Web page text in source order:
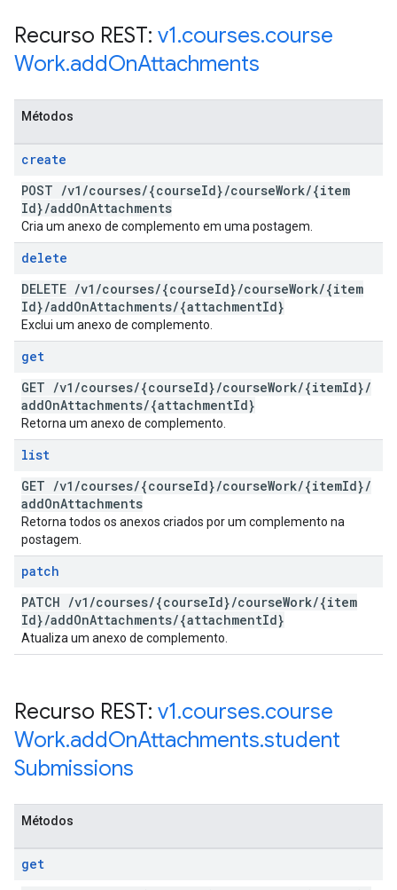
Recurso REST: v1.courses.course
Work.addOnAttachments
Métodos
create
POST /v1 /courses/{courseId}/courseWork/{item
Id}/addOnAttachments
Cria um anexo de complemento em uma postagem.
delete
DELETE /v1 /courses/{courseId}/courseWork/{item
Id}/addOnAttachments/{attachmentId}
Exclui um anexo de complemento.
get
GET /v1 /courses/{courseId}/courseWork/{itemId}/
addOnAttachments/{attachmentId}
Retorna um anexo de complemento.
list
GET /v1 /courses/{courseId}/courseWork/{itemId}/
addOnAttachments
Retorna todos os anexos criados por um complemento na
postagem.
patch
PATCH /v1 /courses/{courseId}/courseWork/{item
Id}/addOnAttachments/{attachmentId}
Atualiza um anexo de complemento.
Recurso REST: v1.courses.course
Work.addOnAttachments.student
Submissions
Métodos
get